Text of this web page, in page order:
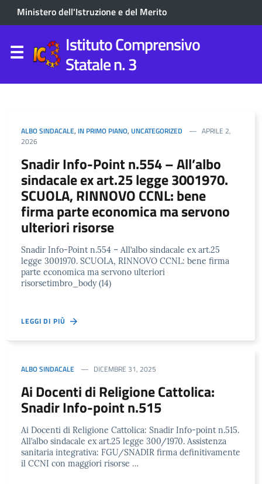
Ministero dell'Istruzione e del Merito
Istituto Comprensivo
Statale n. 3
ALBO SINDACALE, IN PRIMO PIANO, UNCATEGORIZED
APRILE 2,
2026
Snadir Info-Point n.554 – All’albo
sindacale ex art.25 legge 3001970.
SCUOLA, RINNOVO CCNL: bene
firma parte economica ma servono
ulteriori risorse
Snadir Info-Point n.554 – All’albo sindacale ex art.25
legge 3001970. SCUOLA, RINNOVO CCNL: bene firma
parte economica ma servono ulteriori
risorsetimbro_body (14)
LEGGI DI PIÙ
ALBO SINDACALE DICEMBRE 31, 2025
Ai Docenti di Religione Cattolica:
Snadir Info-point n.515
Ai Docenti di Religione Cattolica: Snadir Info-point n.515.
All’albo sindacale ex art.25 legge 300/1970. Assistenza
sanitaria integrativa: FGU/SNADIR firma definitivamente
il CCNI con maggiori risorse …